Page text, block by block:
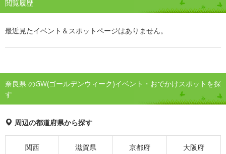
閲覧履歴
最近見たイベント＆スポットページはありません。
奈良県 のGW(ゴールデンウィーク)イベント・おでかけスポットを探
す
周辺の都道府県から探す
関西 滋賀県 京都府 大阪府